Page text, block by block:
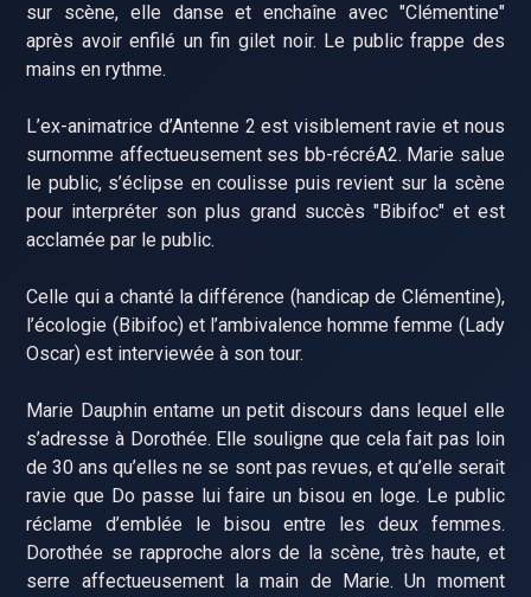
sur scène, elle danse et enchaîne avec "Clémentine"
après avoir enfilé un fin gilet noir. Le public frappe des
mains en rythme.
L’ex-animatrice d’Antenne 2 est visiblement ravie et nous
surnomme affectueusement ses bb-récréA2. Marie salue
le public, s’éclipse en coulisse puis revient sur la scène
pour interpréter son plus grand succès "Bibifoc" et est
acclamée par le public.
Celle qui a chanté la différence (handicap de Clémentine),
l’écologie (Bibifoc) et l’ambivalence homme femme (Lady
Oscar) est interviewée à son tour.
Marie Dauphin entame un petit discours dans lequel elle
s’adresse à Dorothée. Elle souligne que cela fait pas loin
de 30 ans qu’elles ne se sont pas revues, et qu’elle serait
ravie que Do passe lui faire un bisou en loge. Le public
réclame d’emblée le bisou entre les deux femmes.
Dorothée se rapproche alors de la scène, très haute, et
serre affectueusement la main de Marie. Un moment